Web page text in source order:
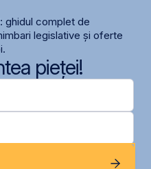
ghidul complet de
legislative și oferte
pieței!